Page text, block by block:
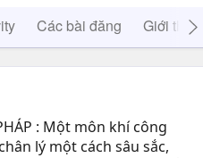
Các bài đăng Giới thiệu
: Một môn khí công
lý một cách sâu sắc,